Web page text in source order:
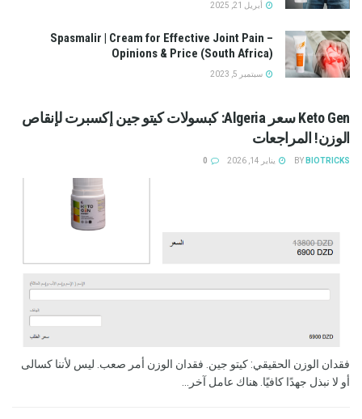
أبريل 21, 2025
Spasmalir | Cream for Effective Joint Pain –
Opinions & Price (South Africa)
سبتمبر 5, 2023
Keto Gen سعر Algeria: كبسولات كيتو جين إكسبرت لإنقاص
الوزن! المراجعات
BY BIOTRICKS يناير 14, 2026
فقدان الوزن الحقيقي: كيتو جين. فقدان الوزن أمر صعب. ليس لأننا كسالى
أو لا نبذل جهدًا كافيًا. هناك عامل آخر...